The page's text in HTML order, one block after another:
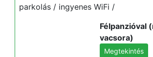
parkolás / ingyenes WiFi /
Félpanzióval
vacsora)
Megtekintés